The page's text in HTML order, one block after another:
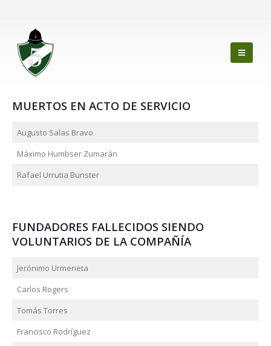
MUERTOS EN ACTO DE SERVICIO
Augusto Salas Bravo
Máximo Humbser Zumarán
Rafael Urrutia Bunster
FUNDADORES FALLECIDOS SIENDO
VOLUNTARIOS DE LA COMPAÑÍA
Jerónimo Urmeneta
Carlos Rogers
Tomás Torres
Francisco Rodríguez